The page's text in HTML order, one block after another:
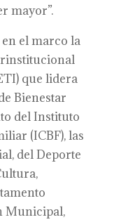
mayor”.
el marco la
que lidera
Bienestar
del Instituto
(ICBF), las
del Deporte
Municipal,